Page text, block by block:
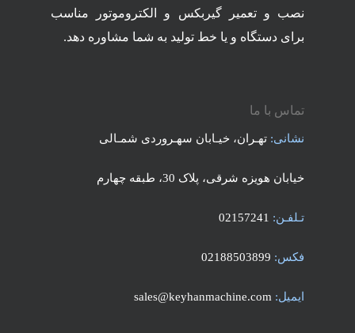
نصب و تعمیر گیربکس و الکتروموتور مناسب
برای دستگاه و یا خط تولید به شما مشاوره دهد.
تماس با ما
نشانی: تهـران، خیـابان سهـروردی شمـالی
خیابان هویزه شرقی، پلاک 30، طبقه چهارم
تـلفـن: 02157241
فکس: 02188503899
ایمیل: sales@keyhanmachine.com